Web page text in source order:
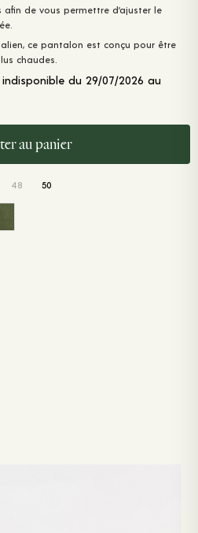
de vous permettre d’ajuster le
ce pantalon est conçu pour être
chaudes.
du 29/07/2026 au
au panier
48 50